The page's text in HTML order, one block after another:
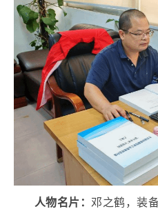
人物名片： 邓之鹤，装